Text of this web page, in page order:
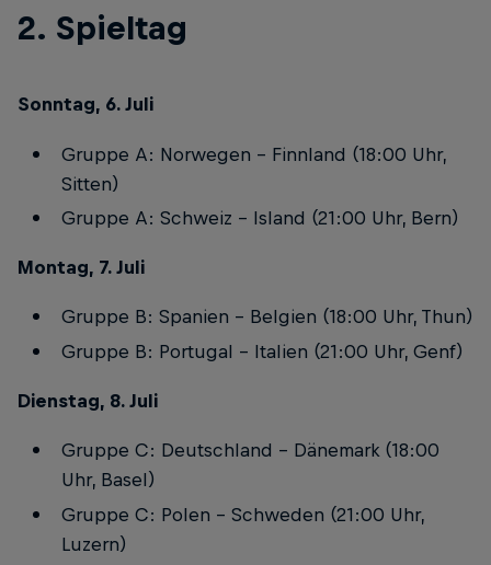
2. Spieltag
Sonntag, 6. Juli
Gruppe A: Norwegen – Finnland (18:00 Uhr,
Sitten)
Gruppe A: Schweiz – Island (21:00 Uhr, Bern)
Montag, 7. Juli
Gruppe B: Spanien – Belgien (18:00 Uhr, Thun)
Gruppe B: Portugal – Italien (21:00 Uhr, Genf)
Dienstag, 8. Juli
Gruppe C: Deutschland – Dänemark (18:00
Uhr, Basel)
Gruppe C: Polen – Schweden (21:00 Uhr,
Luzern)